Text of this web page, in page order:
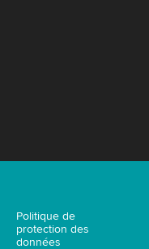
Politique de
protection des
données